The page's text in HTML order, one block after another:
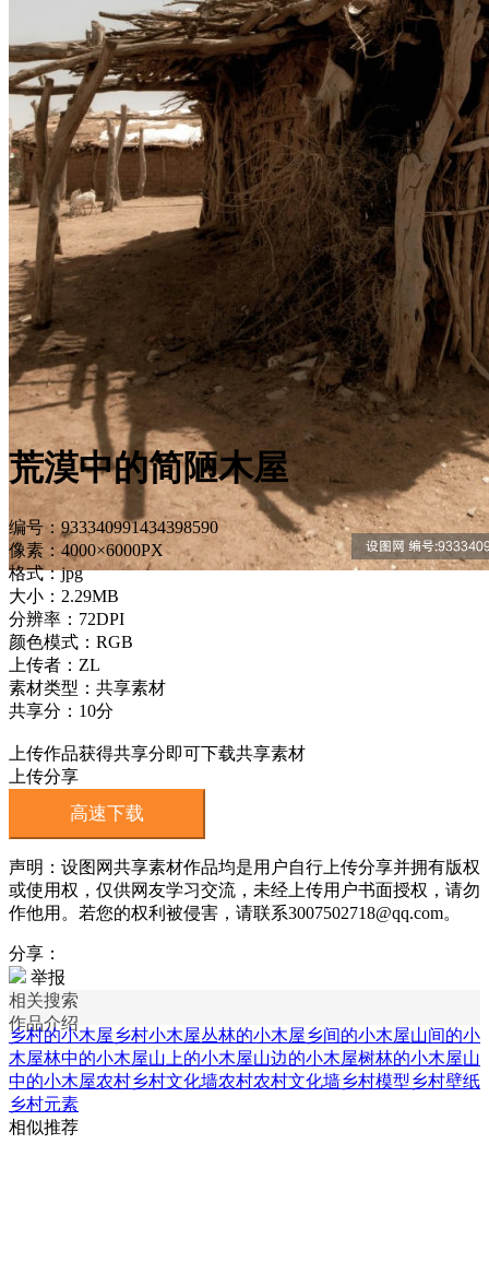
荒漠中的简陋木屋
编号：933340991434398590
像素：4000×6000PX
格式：jpg
大小：2.29MB
分辨率：72DPI
颜色模式：RGB
上传者：ZL
素材类型：共享素材
共享分：10分
上传作品获得共享分即可下载共享素材
上传分享
高速下载
声明：设图网共享素材作品均是用户自行上传分享并拥有版权
或使用权，仅供网友学习交流，未经上传用户书面授权，请勿
作他用。若您的权利被侵害，请联系3007502718@qq.com。
分享：
举报
相关搜索
作品介绍
乡村的小木屋乡村小木屋丛林的小木屋乡间的小木屋山间的小
木屋林中的小木屋山上的小木屋山边的小木屋树林的小木屋山
中的小木屋农村乡村文化墙农村农村文化墙乡村模型乡村壁纸
乡村元素
相似推荐